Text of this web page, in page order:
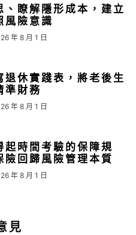
、瞭解隱形成本，建立
風險意識
年 8 月 1 日
退休實踐表，將老後生
準財務
年 8 月 1 日
起時間考驗的保障規
險回歸風險管理本質
年 8 月 1 日
見